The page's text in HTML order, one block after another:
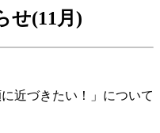
せ(11月)
近づきたい！」について